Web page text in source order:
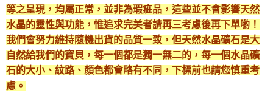
等之呈現，均屬正常，並非為瑕疵品，這些並不會影響天然
水晶的靈性與功能，惟追求完美者請再三考慮後再下單喲！
我們會努力維持隨機出貨的品質一致，但天然水晶礦石是大
自然給我們的寶貝，每一個都是獨一無二的，每一個水晶礦
石的大小、紋路、顏色都會略有不同，下標前也請您慎重考
慮。